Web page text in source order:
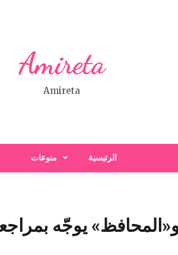
Amireta
Amireta
الرئيسية منوعات
يوجّه